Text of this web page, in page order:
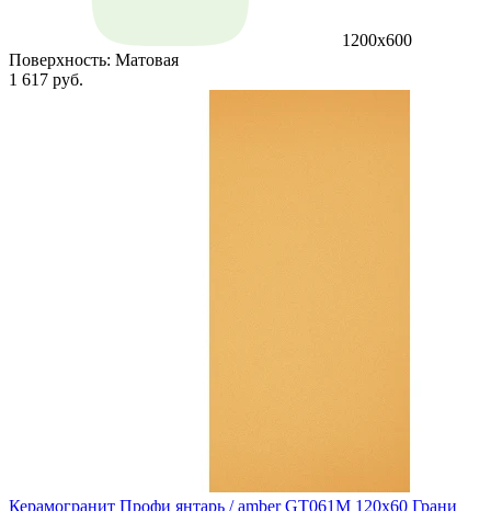
1200х600
Поверхность: Матовая
1 617 руб.
Керамогранит Профи янтарь / amber GT061M 120х60 Грани